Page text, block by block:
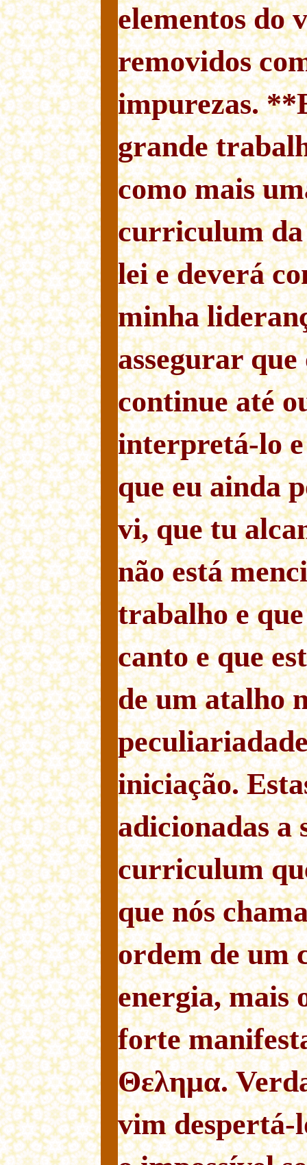
elementos do
removidos
impurezas.
grande
como mais
curriculum
lei e deverá
minha
assegurar
continue até
interpretá-lo e
que eu ainda
vi, que tu
não está
trabalho e
canto e que
de um atalho
iniciação.
adicionadas a
curriculum
que nós
ordem de um
energia, mais
forte
Θελημα.
vim despertá-